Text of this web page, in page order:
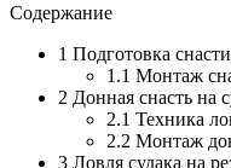
Содержание
1 Подготовка
1.1 Монтаж
2 Донная снасть на
2.1 Техника
2.2 Монтаж
3 Ловля судака на